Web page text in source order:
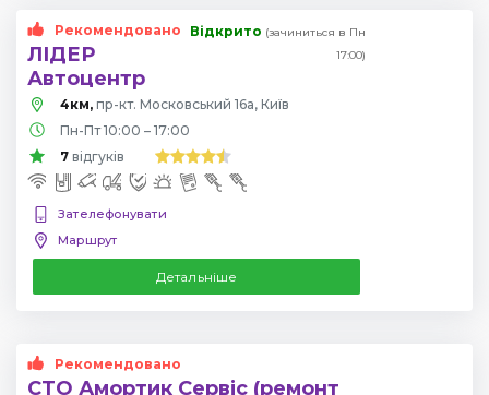
Рекомендовано
ЛІДЕР
Автоцентр
Відкрито (зачиниться в Пн
17:00)
4км, пр-кт. Московський 16а, Київ
Пн-Пт 10:00 – 17:00
7 відгуків
Зателефонувати
Маршрут
Детальніше
Рекомендовано
СТО Амортик Сервіс (ремонт